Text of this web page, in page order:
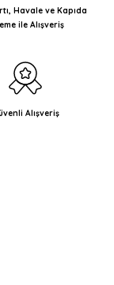
Havale ve Kapıda
ile Alışveriş
Alışveriş